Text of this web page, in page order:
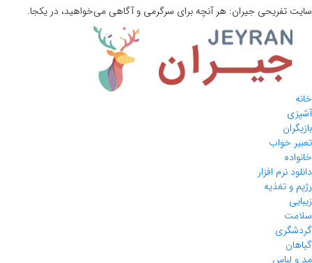
سایت تفریحی جیران: هر آنچه برای سرگرمی و آگاهی می‌خواهید، در یکجا.
خانه
آشپزی
بازیگران
تعبیر خواب
خانواده
دانلود نرم افزار
رژیم و تغذیه
زیبایی
سلامت
گردشگری
گیاهان
مد و لباس